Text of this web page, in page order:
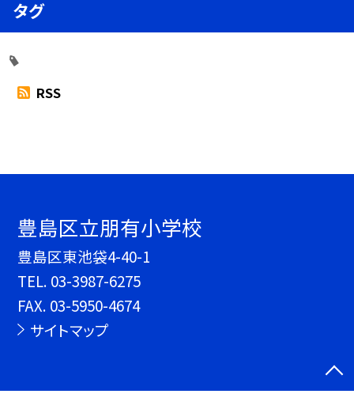
タグ
RSS
豊島区立朋有小学校
豊島区東池袋4-40-1
TEL. 03-3987-6275
FAX. 03-5950-4674
サイトマップ